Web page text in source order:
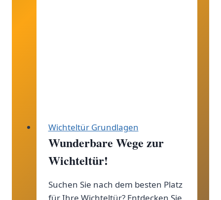
Erlebnis!
Wichteltür Grundlagen
Wunderbare Wege zur
Wichteltür!
Suchen Sie nach dem besten Platz